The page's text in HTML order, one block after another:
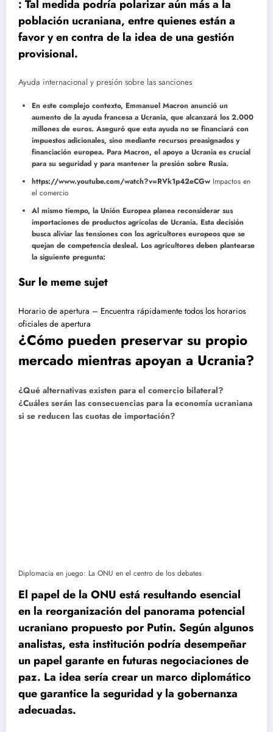
: Tal medida podría polarizar aún más a la
población ucraniana, entre quienes están a
favor y en contra de la idea de una gestión
provisional.
Ayuda internacional y presión sobre las sanciones
En este complejo contexto, Emmanuel Macron anunció un
aumento de la ayuda francesa a Ucrania, que alcanzará los 2.000
millones de euros. Aseguró que esta ayuda no se financiará con
impuestos adicionales, sino mediante recursos preasignados y
financiación europea. Para Macron, el apoyo a Ucrania es crucial
para su seguridad y para mantener la presión sobre Rusia.
https://www.youtube.com/watch?v=RVk1p42eCGw Impactos en
el comercio
Al mismo tiempo, la Unión Europea planea reconsiderar sus
importaciones de productos agrícolas de Ucrania. Esta decisión
busca aliviar las tensiones con los agricultores europeos que se
quejan de competencia desleal. Los agricultores deben plantearse
la siguiente pregunta:
Sur le meme sujet
Horario de apertura – Encuentra rápidamente todos los horarios
oficiales de apertura
¿Cómo pueden preservar su propio
mercado mientras apoyan a Ucrania?
¿Qué alternativas existen para el comercio bilateral?
¿Cuáles serán las consecuencias para la economía ucraniana
si se reducen las cuotas de importación?
Diplomacia en juego: La ONU en el centro de los debates
El papel de la ONU está resultando esencial
en la reorganización del panorama potencial
ucraniano propuesto por Putin. Según algunos
analistas, esta institución podría desempeñar
un papel garante en futuras negociaciones de
paz. La idea sería crear un marco diplomático
que garantice la seguridad y la gobernanza
adecuadas.